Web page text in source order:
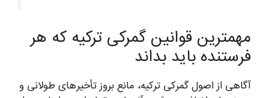
مهمترین قوانین گمرکی ترکیه که هر
فرستنده باید بداند
آگاهی از اصول گمرکی ترکیه، مانع بروز تأخیرهای طولانی و